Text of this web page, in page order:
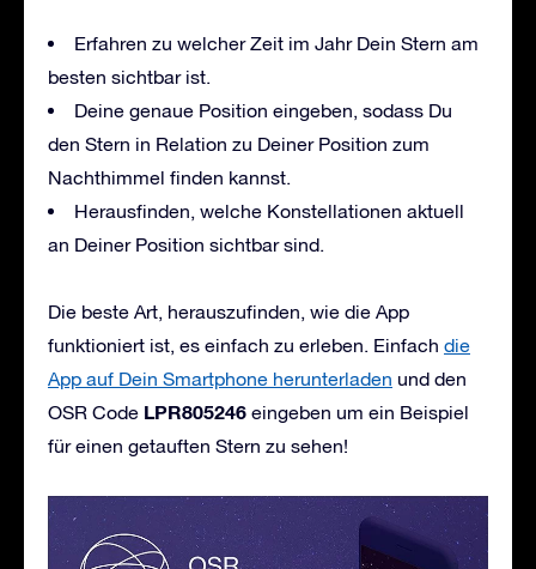
Erfahren zu welcher Zeit im Jahr Dein Stern am
besten sichtbar ist.
Deine genaue Position eingeben, sodass Du
den Stern in Relation zu Deiner Position zum
Nachthimmel finden kannst.
Herausfinden, welche Konstellationen aktuell
an Deiner Position sichtbar sind.
Die beste Art, herauszufinden, wie die App
funktioniert ist, es einfach zu erleben. Einfach die
App auf Dein Smartphone herunterladen und den
OSR Code LPR805246 eingeben um ein Beispiel
für einen getauften Stern zu sehen!